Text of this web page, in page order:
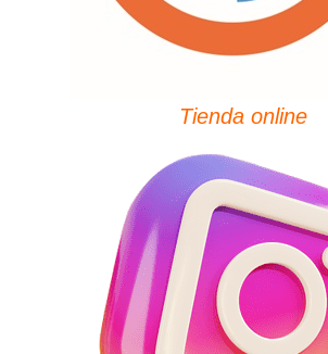
Tienda online